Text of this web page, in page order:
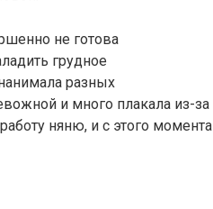
не готова
грудное
разных
и много плакала из-за
няню, и с этого момента